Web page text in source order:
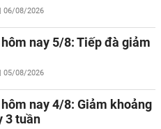
06/08/2026
nay 5/8: Tiếp đà giảm
05/08/2026
nay 4/8: Giảm khoảng
3 tuần